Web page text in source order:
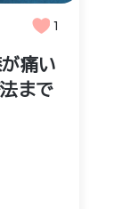
1
痛い
まで